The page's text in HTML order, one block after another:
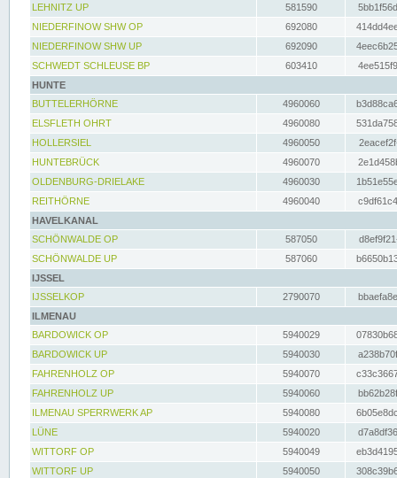
LEHNITZ UP
581590
NIEDERFINOW SHW OP
692080
NIEDERFINOW SHW UP
692090
SCHWEDT SCHLEUSE BP
603410
HUNTE
BUTTELERHÖRNE
4960060
ELSFLETH OHRT
4960080
HOLLERSIEL
4960050
HUNTEBRÜCK
4960070
OLDENBURG-DRIELAKE
4960030
REITHÖRNE
4960040
HAVELKANAL
SCHÖNWALDE OP
587050
SCHÖNWALDE UP
587060
IJSSEL
IJSSELKOP
2790070
ILMENAU
BARDOWICK OP
5940029
BARDOWICK UP
5940030
FAHRENHOLZ OP
5940070
FAHRENHOLZ UP
5940060
ILMENAU SPERRWERK AP
5940080
LÜNE
5940020
WITTORF OP
5940049
WITTORF UP
5940050